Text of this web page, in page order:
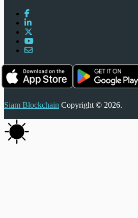
Siam Blockchain Copyright © 2026.